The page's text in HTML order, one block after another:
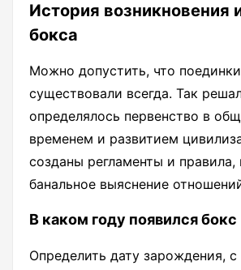
История возникновения
бокса
Можно допустить, что
существовали всегда. Так
определялось первенство в
временем и развитием
созданы регламенты и
банальное выяснение
В каком году появился бокс
Определить дату зарождения, с